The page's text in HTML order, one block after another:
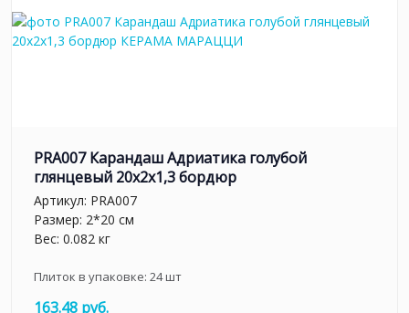
PRA007 Карандаш Адриатика голубой
глянцевый 20x2x1,3 бордюр
Артикул: PRA007
Размер: 2*20 см
Вес: 0.082 кг
Плиток в упаковке: 24шт
163.48 руб.